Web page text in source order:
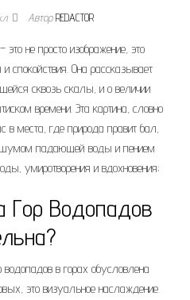
АвторREDACTOR
не просто изображение, это
спокойствия. Она рассказывает
сквозь скалы, и о величии
времени. Эта картина, словно
в места, где природа правит бал,
падающей воды и пением
умиротворения и вдохновения;
Гор Водопадов
водопадов в горах обусловлена
это визуальное наслаждение.